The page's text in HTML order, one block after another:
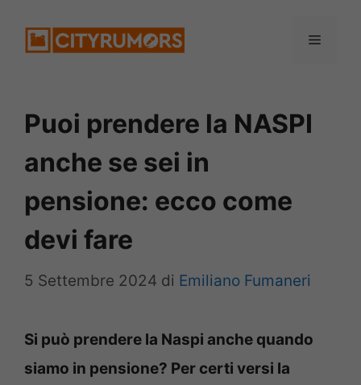
Menu
Puoi prendere la NASPI
anche se sei in
pensione: ecco come
devi fare
5 Settembre 2024 di Emiliano Fumaneri
Si può prendere la Naspi anche quando
siamo in pensione? Per certi versi la